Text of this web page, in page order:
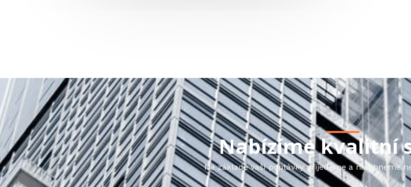
Nabízíme kvalitní
Na základě vaší poptávky přijedeme a navrhneme